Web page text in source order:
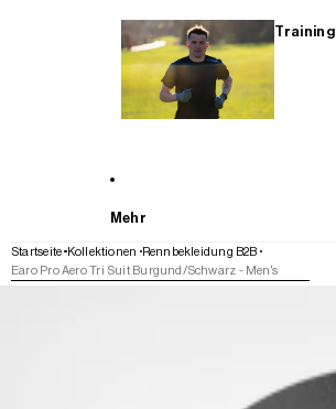
Training
Mehr
Startseite Kollektionen Rennbekleidung B2B
Earo Pro Aero Tri Suit Burgund/Schwarz - Men's
WEITER ZU DEN PRODUKTINFORMATIONEN